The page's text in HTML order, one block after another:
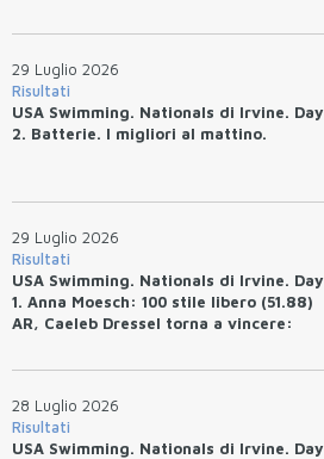
29 Luglio 2026
Risultati
USA Swimming. Nationals di Irvine. Day
2. Batterie. I migliori al mattino.
29 Luglio 2026
Risultati
USA Swimming. Nationals di Irvine. Day
1. Anna Moesch: 100 stile libero (51.88)
AR, Caeleb Dressel torna a vincere:
28 Luglio 2026
Risultati
USA Swimming. Nationals di Irvine. Day